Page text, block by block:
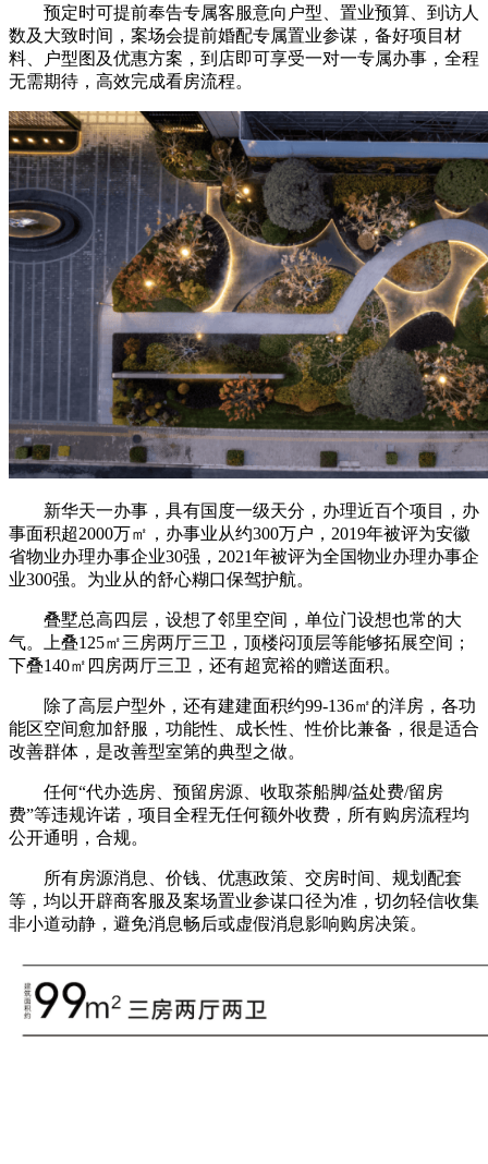
预定时可提前奉告专属客服意向户型、置业预算、到访人
数及大致时间，案场会提前婚配专属置业参谋，备好项目材
料、户型图及优惠方案，到店即可享受一对一专属办事，全程
无需期待，高效完成看房流程。
新华天一办事，具有国度一级天分，办理近百个项目，办
事面积超2000万㎡，办事业从约300万户，2019年被评为安徽
省物业办理办事企业30强，2021年被评为全国物业办理办事企
业300强。为业从的舒心糊口保驾护航。
叠墅总高四层，设想了邻里空间，单位门设想也常的大
气。上叠125㎡三房两厅三卫，顶楼闷顶层等能够拓展空间；
下叠140㎡四房两厅三卫，还有超宽裕的赠送面积。
除了高层户型外，还有建建面积约99-136㎡的洋房，各功
能区空间愈加舒服，功能性、成长性、性价比兼备，很是适合
改善群体，是改善型室第的典型之做。
任何“代办选房、预留房源、收取茶船脚/益处费/留房
费”等违规许诺，项目全程无任何额外收费，所有购房流程均
公开通明，合规。
所有房源消息、价钱、优惠政策、交房时间、规划配套
等，均以开辟商客服及案场置业参谋口径为准，切勿轻信收集
非小道动静，避免消息畅后或虚假消息影响购房决策。